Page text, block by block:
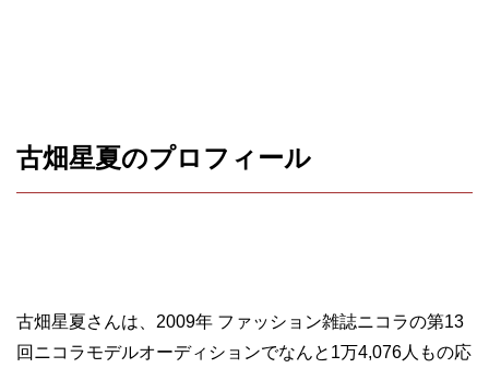
古畑星夏のプロフィール
古畑星夏さんは、2009年 ファッション雑誌ニコラの第13
回ニコラモデルオーディションでなんと1万4,076人もの応